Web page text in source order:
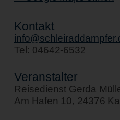
Kontakt
Tel: 04642-6532
Veranstalter
Reisedienst Gerda
Am Hafen 10, 24376